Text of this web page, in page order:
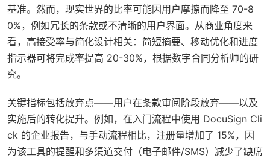
基准。然而，现实世界的比率可能因用户摩擦而降至 70-8
0%，例如冗长的条款或不清晰的用户界面。从商业角度来
看，高接受率与简化设计相关：简短摘要、移动优化和进度
指示器可将完成率提高 20-30%，根据数字合同分析师的研
究。
关键指标包括放弃点——用户在条款审阅阶段放弃——以及
实施后的转化提升。例如，在入门流程中使用 DocuSign Cli
ck 的企业报告，与手动流程相比，注册量增加了 15%，因
为该工具的提醒和多渠道交付（电子邮件/SMS）减少了缺席